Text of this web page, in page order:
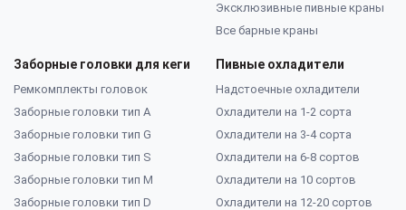
Эксклюзивные пивные краны
Все барные краны
Заборные головки для кеги
Ремкомплекты головок
Заборные головки тип А
Заборные головки тип G
Заборные головки тип S
Заборные головки тип M
Заборные головки тип D
Пивные охладители
Надстоечные охладители
Охладители на 1-2 сорта
Охладители на 3-4 сорта
Охладители на 6-8 сортов
Охладители на 10 сортов
Охладители на 12-20 сортов